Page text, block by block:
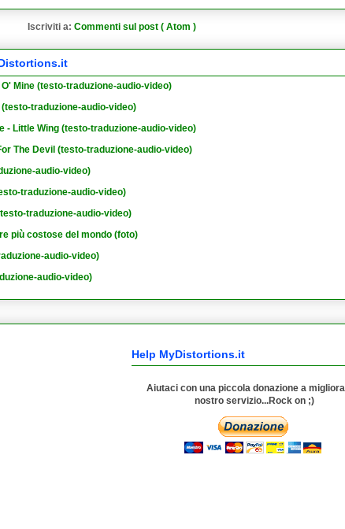
Iscriviti a: Commenti sul post ( Atom )
Mine (testo-traduzione-audio-video)
traduzione-audio-video)
- Little Wing (testo-traduzione-audio-video)
The Devil (testo-traduzione-audio-video)
audio-video)
traduzione-audio-video)
traduzione-audio-video)
più costose del mondo (foto)
audio-video)
audio-video)
Help MyDistortions.it
Aiutaci con una piccola donazione a
nostro servizio...Rock on ;)